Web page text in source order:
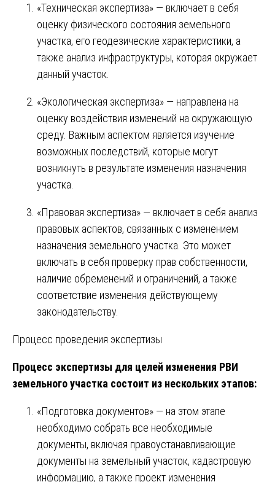
«Техническая экспертиза» — включает в себя
оценку физического состояния земельного
участка, его геодезические характеристики, а
также анализ инфраструктуры, которая окружает
данный участок.
«Экологическая экспертиза» — направлена на
оценку воздействия изменений на окружающую
среду. Важным аспектом является изучение
возможных последствий, которые могут
возникнуть в результате изменения назначения
участка.
«Правовая экспертиза» — включает в себя анализ
правовых аспектов, связанных с изменением
назначения земельного участка. Это может
включать в себя проверку прав собственности,
наличие обременений и ограничений, а также
соответствие изменения действующему
законодательству.
Процесс проведения экспертизы
Процесс экспертизы для целей изменения РВИ
земельного участка состоит из нескольких этапов:
«Подготовка документов» — на этом этапе
необходимо собрать все необходимые
документы, включая правоустанавливающие
документы на земельный участок, кадастровую
информацию, а также проект изменения